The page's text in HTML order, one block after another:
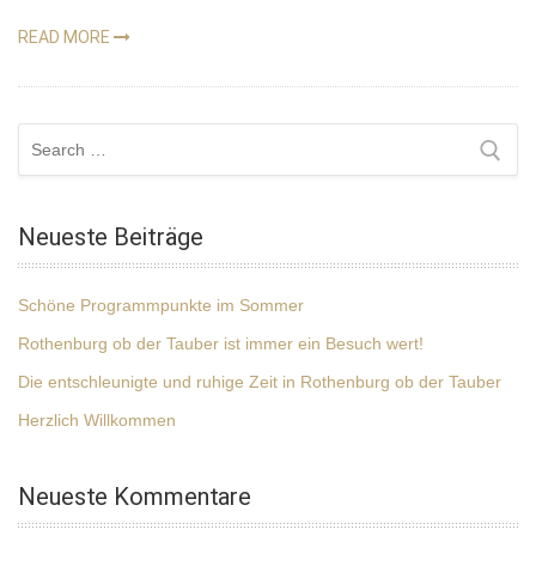
READ MORE
for:
Neueste Beiträge
Schöne Programmpunkte im Sommer
Rothenburg ob der Tauber ist immer ein Besuch wert!
Die entschleunigte und ruhige Zeit in Rothenburg ob der Tauber
Herzlich Willkommen
Neueste Kommentare